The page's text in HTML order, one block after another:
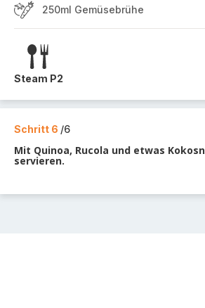
250ml Gemüsebrühe
Steam P2
Schritt 6 /6
Mit Quinoa, Rucola und etwas
servieren.